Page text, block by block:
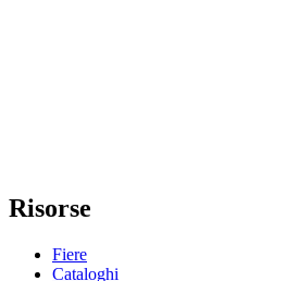
Risorse
Fiere
Cataloghi